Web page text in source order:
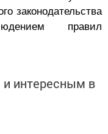
законодательства
правил
интересным в